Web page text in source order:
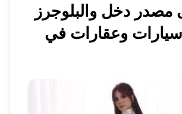
مصدر دخل والبلوجرز
وعقارات في